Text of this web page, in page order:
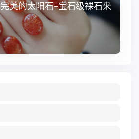
美的太阳石-宝石级裸石来